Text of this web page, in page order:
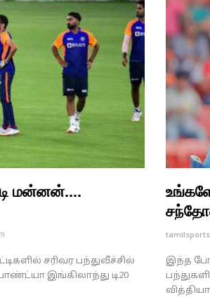
மன்னன்....
சரிவர பந்துவீச்சில்
இங்கிலாந்து டி20
tamilsports
இந்த